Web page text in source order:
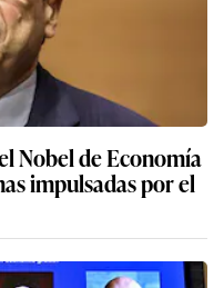
Nobel de Economía
impulsadas por el